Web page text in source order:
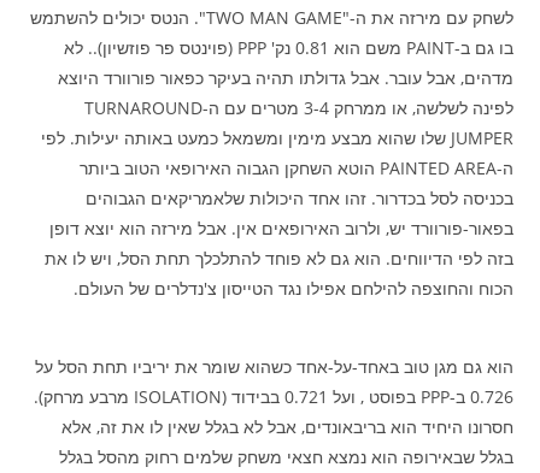
לשחק עם מירזה את ה-"TWO MAN GAME". הנטס יכולים להשתמש
בו גם ב-PAINT משם הוא 0.81 נק' PPP (פוינטס פר פוזשיון).. לא
מדהים, אבל עובר. אבל גדולתו תהיה בעיקר כפאור פורוורד היוצא
לפינה לשלשה, או ממרחק 3-4 מטרים עם ה-TURNAROUND
JUMPER שלו שהוא מבצע מימין ומשמאל כמעט באותה יעילות. לפי
ה-PAINTED AREA הוטא השחקן הגבוה האירופאי הטוב ביותר
בכניסה לסל בכדרור. זהו אחד היכולות שלאמריקאים הגבוהים
בפאור-פורוורד יש, ולרוב האירופאים אין. אבל מירזה הוא יוצא דופן
בזה לפי הדיווחים. הוא גם לא פוחד להתלכלך תחת הסל, ויש לו את
הכוח והחוצפה להילחם אפילו נגד הטייסון צ'נדלרים של העולם.
הוא גם מגן טוב באחד-על-אחד כשהוא שומר את יריביו תחת הסל על
0.726 ב-PPP בפוסט , ועל 0.721 בבידוד (ISOLATION מרבע מרחק).
חסרונו היחיד הוא בריבאונדים, אבל לא בגלל שאין לו את זה, אלא
בגלל שבאירופה הוא נמצא חצאי משחק שלמים רחוק מהסל בגלל